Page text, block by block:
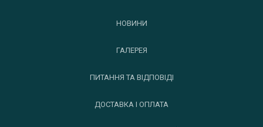
НОВИНИ
ГАЛЕРЕЯ
ПИТАННЯ ТА ВІДПОВІДІ
ДОСТАВКА І ОПЛАТА